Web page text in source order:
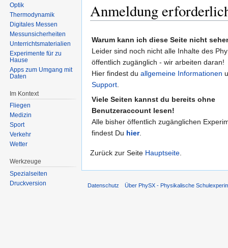
Anmeldung
Warum kann ich diese Seite nicht
Leider sind noch nicht alle Inhalte des
öffentlich zugänglich - wir arbeiten daran!
Hier findest du allgemeine Informationen
Support
Viele Seiten kannst du bereits ohne
Benutzeraccount lesen!
Alle bisher öffentlich zugänglichen
findest Du hier.
Zurück zur Seite Hauptseite
Optik
Thermodynamik
Digitales Messen
Messunsicherheiten
Unterrichtsmaterialien
Experimente für zu
Hause
Apps zum Umgang mit
Daten
Im Kontext
Fliegen
Medizin
Sport
Verkehr
Wetter
Werkzeuge
Spezialseiten
Druckversion
Datenschutz Über PhySX - Physikalische